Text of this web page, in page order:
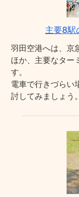
主要8駅
羽田空港へは、京
ほか、主要なター
す。
電車で行きづらい
討してみましょう。